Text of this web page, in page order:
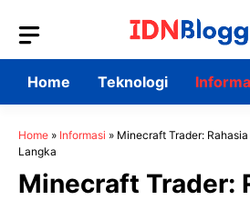
content
Home
Teknologi
Home » Informasi » Minecraft Trader:
Langka
Minecraft Trader: